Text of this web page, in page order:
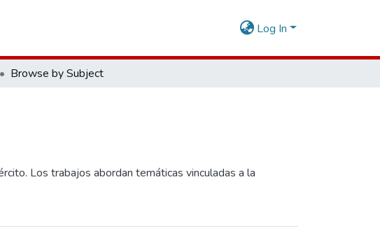
Log In
Browse by Subject
Los trabajos abordan temáticas vinculadas a la